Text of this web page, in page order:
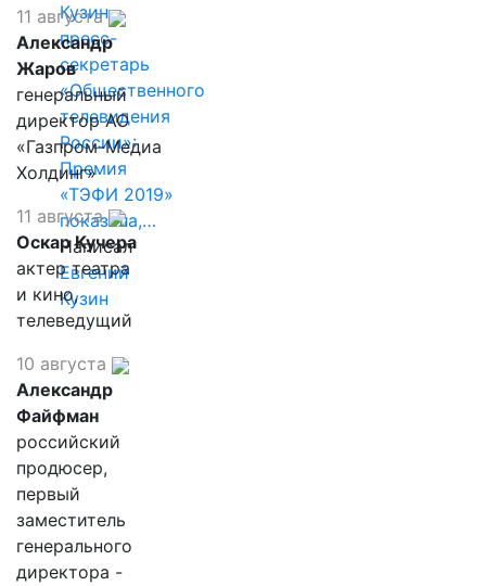
Кузин,
пресс-
секретарь
«Общественного
телевидения
России»:
Премия
«ТЭФИ 2019»
показала,…
Написал
Евгений
Кузин
11 августа
Александр
Жаров
генеральный
директор АО
«Газпром-Медиа
Холдинг»
11 августа
Оскар Кучера
актер театра
и кино,
телеведущий
10 августа
Александр
Файфман
российский
продюсер,
первый
заместитель
генерального
директора -